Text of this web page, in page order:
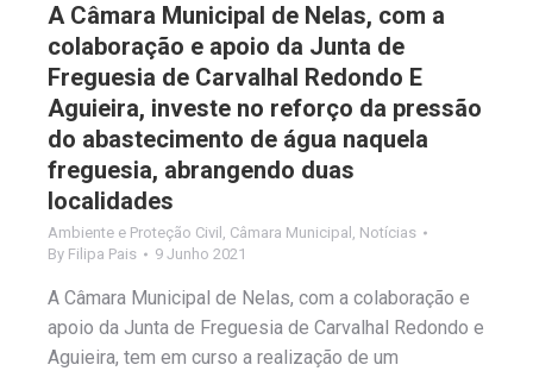
A Câmara Municipal de Nelas, com a
colaboração e apoio da Junta de
Freguesia de Carvalhal Redondo E
Aguieira, investe no reforço da pressão
do abastecimento de água naquela
freguesia, abrangendo duas
localidades
Ambiente e Proteção Civil , Câmara Municipal , Notícias
By Filipa Pais 9 Junho 2021
A Câmara Municipal de Nelas, com a colaboração e
apoio da Junta de Freguesia de Carvalhal Redondo e
Aguieira, tem em curso a realização de um